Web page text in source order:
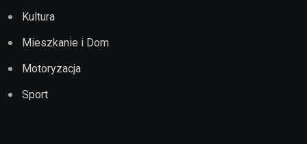
Kultura
Mieszkanie i Dom
Motoryzacja
Sport